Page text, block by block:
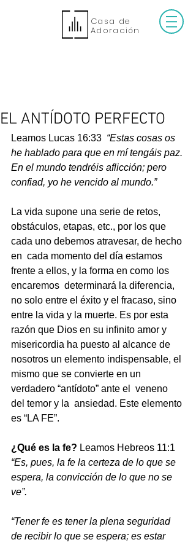
Casa de
Adoración
EL ANTÍDOTO PERFECTO
Leamos Lucas 16:33 “Estas cosas os
he hablado para que en mí tengáis paz.
En el mundo tendréis aflicción; pero
confiad, yo he vencido al mundo.”
La vida supone una serie de retos,
obstáculos, etapas, etc., por los que
cada uno debemos atravesar, de hecho
en  cada momento del día estamos
frente a ellos, y la forma en como los
encaremos  determinará la diferencia,
no solo entre el éxito y el fracaso, sino
entre la vida y la muerte. Es por esta
razón que Dios en su infinito amor y
misericordia ha puesto al alcance de
nosotros un elemento indispensable, el
mismo que se convierte en un
verdadero “antídoto” ante el  veneno
del temor y la  ansiedad. Este elemento
es “LA FE”.
¿Qué es la fe? Leamos Hebreos 11:1
“Es, pues, la fe la certeza de lo que se
espera, la convicción de lo que no se
ve”.
“Tener fe es tener la plena seguridad
de recibir lo que se espera; es estar